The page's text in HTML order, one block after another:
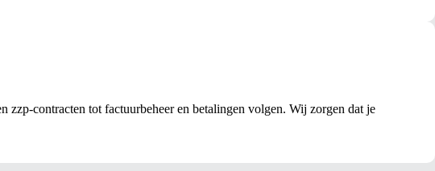
zzp-contracten tot factuurbeheer en betalingen volgen. Wij zorgen dat je